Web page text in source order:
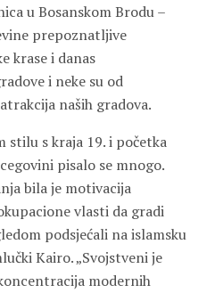
u Bosanskom Brodu –
prepoznatljive
krase i danas
i neke su od
naših gradova.
stilu s kraja 19. i početka
pisalo se mnogo.
bila je motivacija
vlasti da gradi
podsjećali na islamsku
Kairo. „Svojstveni je
modernih